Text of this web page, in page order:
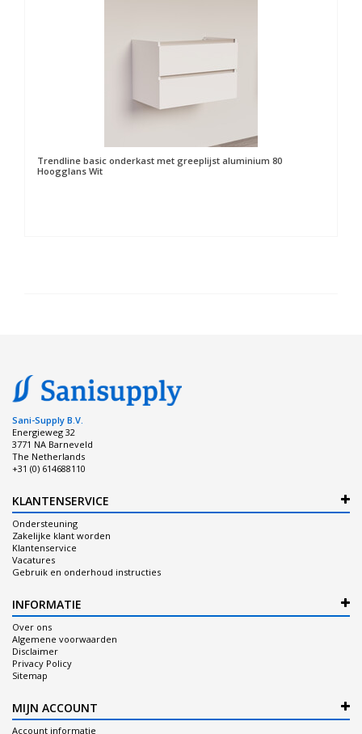
Trendline basic onderkast met greeplijst aluminium 80
Hoogglans Wit
Sani-Supply B.V.
Energieweg 32
3771 NA Barneveld
The Netherlands
+31 (0) 614688110
KLANTENSERVICE
Ondersteuning
Zakelijke klant worden
Klantenservice
Vacatures
Gebruik en onderhoud instructies
INFORMATIE
Over ons
Algemene voorwaarden
Disclaimer
Privacy Policy
Sitemap
MIJN ACCOUNT
Account informatie